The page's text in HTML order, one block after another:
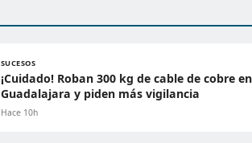
SUCESOS
¡Cuidado! Roban 300 kg de cable de cobre en
Guadalajara y piden más vigilancia
Hace 10h